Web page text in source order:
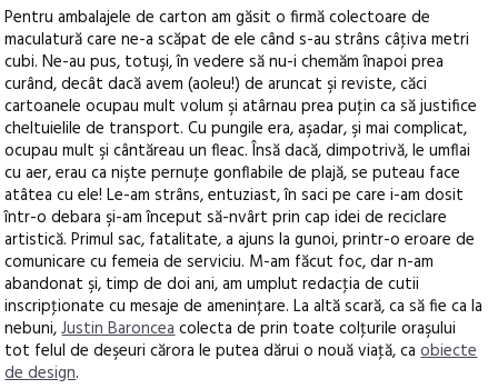
Pentru ambalajele de carton am găsit o firmă colectoare de
maculatură care ne-a scăpat de ele când s-au strâns câţiva metri
cubi. Ne-au pus, totuşi, în vedere să nu-i chemăm înapoi prea
curând, decât dacă avem (aoleu!) de aruncat şi reviste, căci
cartoanele ocupau mult volum şi atârnau prea puţin ca să justifice
cheltuielile de transport. Cu pungile era, aşadar, şi mai complicat,
ocupau mult şi cântăreau un fleac. Însă dacă, dimpotrivă, le umflai
cu aer, erau ca nişte pernuţe gonflabile de plajă, se puteau face
atâtea cu ele! Le-am strâns, entuziast, în saci pe care i-am dosit
într-o debara şi-am început să-nvârt prin cap idei de reciclare
artistică. Primul sac, fatalitate, a ajuns la gunoi, printr-o eroare de
comunicare cu femeia de serviciu. M-am făcut foc, dar n-am
abandonat şi, timp de doi ani, am umplut redacţia de cutii
inscripţionate cu mesaje de ameninţare. La altă scară, ca să fie ca la
nebuni,Justin Baronceacolecta de prin toate colţurile oraşului
tot felul de deşeuri cărora le putea dărui o nouă viaţă, caobiecte
de design.